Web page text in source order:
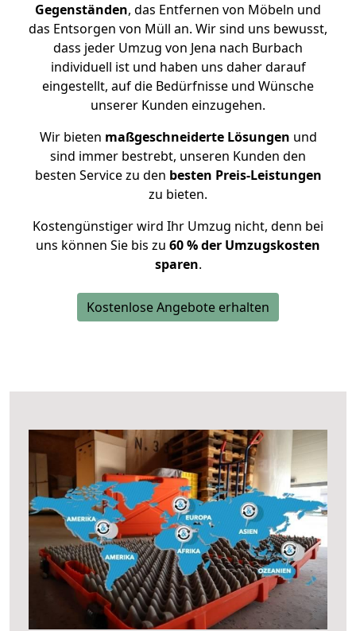
Gegenständen, das Entfernen von Möbeln und
das Entsorgen von Müll an. Wir sind uns bewusst,
dass jeder Umzug von Jena nach Burbach
individuell ist und haben uns daher darauf
eingestellt, auf die Bedürfnisse und Wünsche
unserer Kunden einzugehen.
Wir bieten maßgeschneiderte Lösungen und
sind immer bestrebt, unseren Kunden den
besten Service zu den besten Preis-Leistungen
zu bieten.
Kostengünstiger wird Ihr Umzug nicht, denn bei
uns können Sie bis zu 60 % der Umzugskosten
sparen.
Kostenlose Angebote erhalten